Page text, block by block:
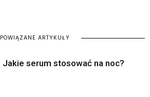
POWIĄZANE ARTYKUŁY
Jakie serum stosować na noc?